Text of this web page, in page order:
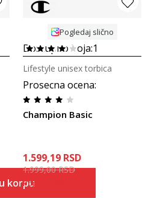
korpu
Pogledaj slično
Dostupno boja:1
Prosecna ocena:
Champion Basic
Lifestyle unisex torbica
1.599,19 RSD
1.999,00RSD
Popust